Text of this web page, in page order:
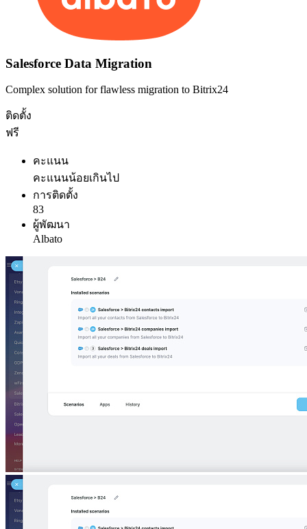
Salesforce Data Migration
Complex solution for flawless migration to Bitrix24
ติดตั้ง
ฟรี
คะแนน
คะแนนน้อยเกินไป
การติดตั้ง
83
ผู้พัฒนา
Albato